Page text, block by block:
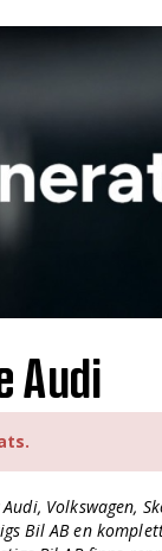
Audi
Volkswagen,
Bil AB en